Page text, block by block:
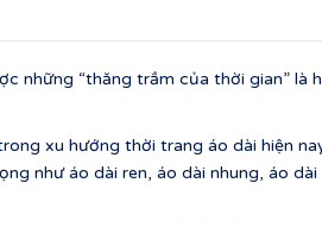
những “thăng trầm của thời gian” là
xu hướng thời trang áo dài hiện
như áo dài ren, áo dài nhung, áo dài